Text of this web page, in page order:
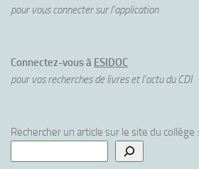
pour vous connecter sur l'application
Connectez-vous à ESIDOC
pour vos recherches de livres et l'actu du CDI
Rechercher un article sur le site du collège :